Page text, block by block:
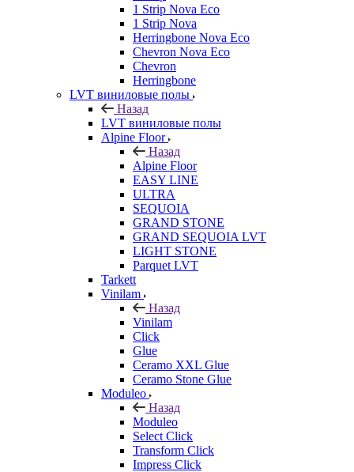
1 Strip Nova Eco
1 Strip Nova
Herringbone Nova Eco
Chevron Nova Eco
Chevron
Herringbone
LVT виниловые полы
Назад
LVT виниловые полы
Alpine Floor
Назад
Alpine Floor
EASY LINE
ULTRA
SEQUOIA
GRAND STONE
GRAND SEQUOIA LVT
LIGHT STONE
Parquet LVT
Tarkett
Vinilam
Назад
Vinilam
Click
Glue
Ceramo XXL Glue
Ceramo Stone Glue
Moduleo
Назад
Moduleo
Select Click
Transform Click
Impress Click